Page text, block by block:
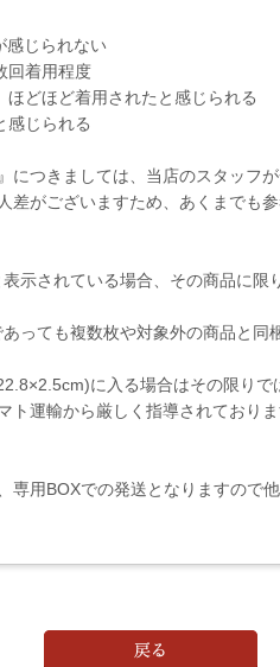
じられない
回着用程度
どほど着用されたと感じられる
感じられる
につきましては、当店のスタッフ
差がございますため、あくまでも
示されている場合、その商品に限
っても複数枚や対象外の商品と同
に入る場合はその限りで
運輸から厳しく指導されており
専用BOXでの発送となりますので